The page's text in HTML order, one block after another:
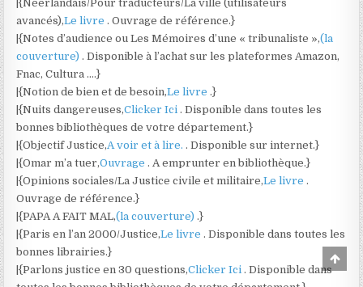
|{Néerlandais/Pour traducteurs/La ville (utilisateurs
avancés),Le livre. Ouvrage de référence.}
|{Notes d’audience ou Les Mémoires d’une « tribunaliste »,(la
couverture). Disponible à l’achat sur les plateformes Amazon,
Fnac, Cultura ….}
|{Notion de bien et de besoin,Le livre.}
|{Nuits dangereuses,Clicker Ici. Disponible dans toutes les
bonnes bibliothèques de votre département.}
|{Objectif Justice,A voir et à lire.. Disponible sur internet.}
|{Omar m’a tuer,Ouvrage. A emprunter en bibliothèque.}
|{Opinions sociales/La Justice civile et militaire,Le livre.
Ouvrage de référence.}
|{PAPA A FAIT MAL,(la couverture).}
|{Paris en l’an 2000/Justice,Le livre. Disponible dans toutes les
bonnes librairies.}
|{Parlons justice en 30 questions,Clicker Ici. Disponible dans to
Top